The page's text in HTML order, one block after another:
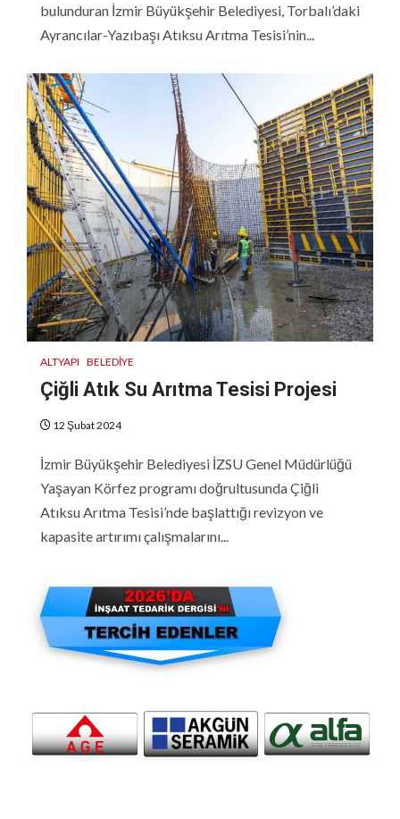
bulunduran İzmir Büyükşehir Belediyesi, Torbalı’daki
Ayrancılar-Yazıbaşı Atıksu Arıtma Tesisi’nin...
ALTYAPI BELEDIYE
Çiğli Atık Su Arıtma Tesisi Projesi
12 Şubat 2024
İzmir Büyükşehir Belediyesi İZSU Genel Müdürlüğü
Yaşayan Körfez programı doğrultusunda Çiğli
Atıksu Arıtma Tesisi’nde başlattığı revizyon ve
kapasite artırımı çalışmalarını...